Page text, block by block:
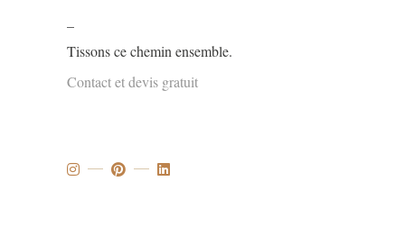
Tissons ce chemin ensemble.
Contact et devis gratuit